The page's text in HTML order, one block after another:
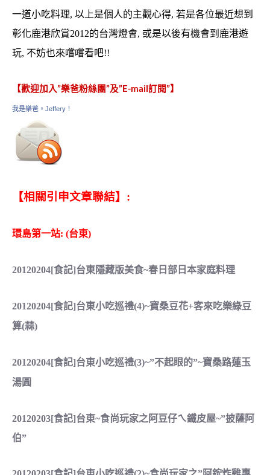
一道小吃料理, 以上是個人的主觀心得, 若是各位最近想到
彰化鹿港欣賞2012的台灣燈會, 或是以後有機會到鹿港遊
玩, 不妨也來嚐嚐看吧!!
【歡迎加入”樂爸粉絲團”及”E-mail訂閱”】
我是樂爸。Jeffery！
【相關引申文章聯結】:
環島第一站: (台東)
20120204[食記]台東隱藏版美食~春日部日本家庭料理
20120204[食記]台東小吃巡禮(4)~寶桑豆花+客來吃樂綠豆
算(蒜)
20120204[食記]台東小吃巡禮(3)~”不起眼的”~寶桑路蓮玉
湯圓
20120203[食記]台東~食尚玩家之阿豆仔ㄟ鐵皮屋~”披薩阿
伯”